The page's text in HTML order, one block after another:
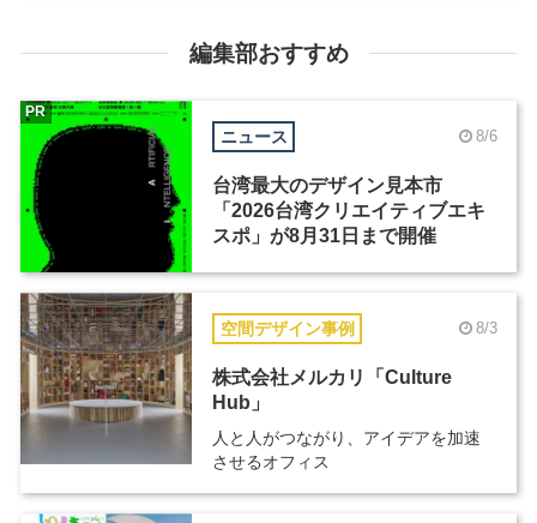
編集部おすすめ
ニュース 8/6
台湾最大のデザイン見本市
「2026台湾クリエイティブエキ
スポ」が8月31日まで開催
PR
空間デザイン事例 8/3
株式会社メルカリ「Culture
Hub」
人と人がつながり、アイデアを加速
させるオフィス